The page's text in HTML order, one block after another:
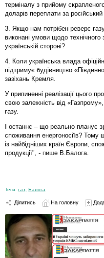
терміналу з прийому
доларів переплати за російський
3. Якщо нам потрібен реверс
виконані умови щодо технічного
українській стороні?
4. Коли українська влада
підтримує будівництво
зазіхань Кремля.
У припиненні реалізації цього
свою залежність від
газу.
І останнє – що реально планує
споживання енергоносіїв?
із найбідніших країн Європи,
продукції", - пише В.Балога.
Теги: газ Балога
Ділитись На головну